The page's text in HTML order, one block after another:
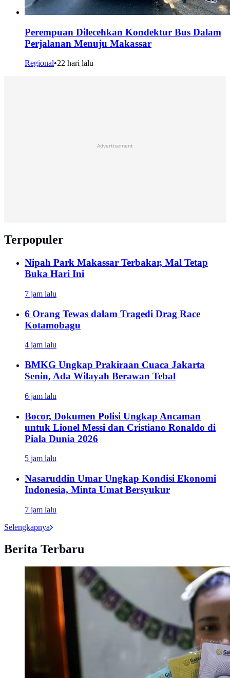
Perempuan Dilecehkan Kondektur Bus Dalam
Perjalanan Menuju Makassar
Regional•22 hari lalu
Advertisement
Terpopuler
Nipah Park Makassar Terbakar, Mal Tetap
Buka Hari Ini
7 jam lalu
6 Orang Tewas dalam Tragedi Drag Race
Kotamobagu
4 jam lalu
BMKG Ungkap Prakiraan Cuaca Jakarta
Senin, Ada Wilayah Berawan Tebal
6 jam lalu
Bocor, Dokumen Polisi Ungkap Ancaman
untuk Lionel Messi dan Cristiano Ronaldo di
Piala Dunia 2026
5 jam lalu
Nasaruddin Umar Ungkap Kondisi Ekonomi
Indonesia, Minta Umat Bersyukur
7 jam lalu
Selengkapnya
Berita Terbaru